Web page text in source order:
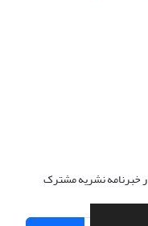
خبرنامه نشریه مشترک